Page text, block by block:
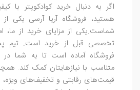
اگر به دنبال خرید کوادکوپتر با
هستید، فروشگاه آریا آرسی یکی از
شماست.یکی از مزایای خرید از ما،
تخصصی قبل از خرید است. تیم
فروشگاه آماده است تا به شما در
متناسب با نیازهایتان کمک کند.
قیمت‌های رقابتی و تخفیف‌های ویژه،